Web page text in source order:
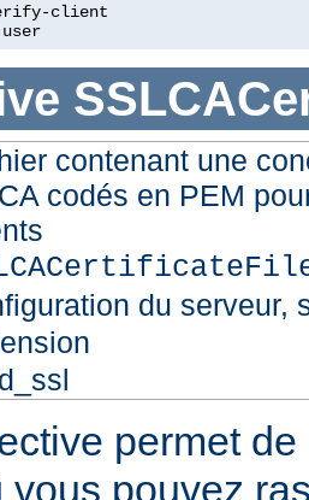
contenant une
codés en PEM
du serveur,
permet
vous pouvez